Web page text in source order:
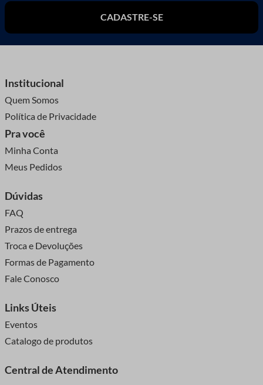
CADASTRE-SE
Institucional
Quem Somos
Política de Privacidade
Pra você
Minha Conta
Meus Pedidos
Dúvidas
FAQ
Prazos de entrega
Troca e Devoluções
Formas de Pagamento
Fale Conosco
Links Úteis
Eventos
Catalogo de produtos
Central de Atendimento